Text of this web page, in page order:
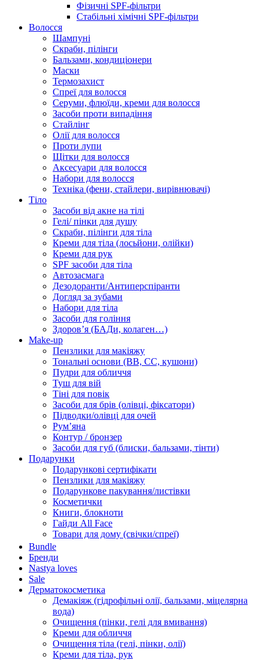
Фізичні SPF-фільтри
Стабільні хімічні SPF-фільтри
Волосся
Шампуні
Скраби, пілінги
Бальзами, кондиціонери
Маски
Термозахист
Спреї для волосся
Серуми, флюїди, креми для волосся
Засоби проти випадіння
Стайлінг
Олії для волосся
Проти лупи
Щітки для волосся
Аксесуари для волосся
Набори для волосся
Техніка (фени, стайлери, вирівнювачі)
Тіло
Засоби від акне на тілі
Гелі/ пінки для душу
Скраби, пілінги для тіла
Креми для тіла (лосьйони, олійки)
Креми для рук
SPF засоби для тіла
Автозасмага
Дезодоранти/Антиперспіранти
Догляд за зубами
Набори для тіла
Засоби для гоління
Здоровʼя (БАДи, колаген…)
Make-up
Пензлики для макіяжу
Тональні основи (BB, CC, кушони)
Пудри для обличчя
Туш для вій
Тіні для повік
Засоби для брів (олівці, фіксатори)
Підводки/олівці для очей
Румʼяна
Контур / бронзер
Засоби для губ (блиски, бальзами, тінти)
Подарунки
Подарункові сертифікати
Пензлики для макіяжу
Подарункове пакування/листівки
Косметички
Книги, блокноти
Гайди All Face
Товари для дому (свічки/спреї)
Bundle
Бренди
Nastya loves
Sale
Дерматокосметика
Демакіяж (гідрофільні олії, бальзами, міцелярна
вода)
Очищення (пінки, гелі для вмивання)
Креми для обличчя
Очищення тіла (гелі, пінки, олії)
Креми для тіла, рук